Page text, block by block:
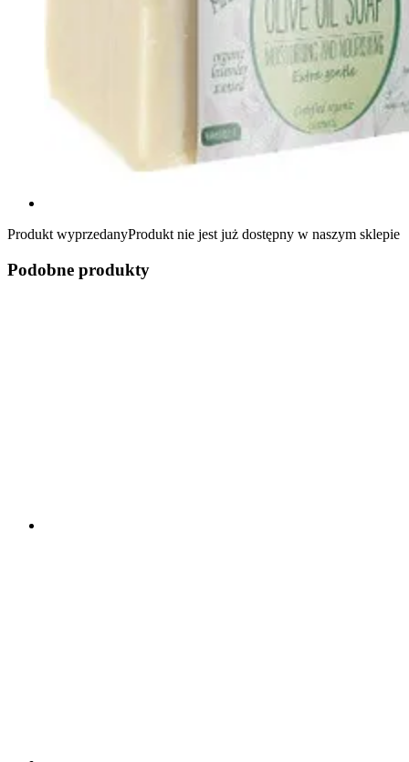
Produkt wyprzedanyProdukt nie jest już dostępny w naszym sklepie
Podobne produkty